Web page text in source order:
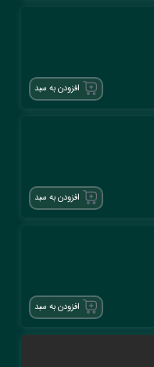
افزودن به سبد
افزودن به سبد
افزودن به سبد